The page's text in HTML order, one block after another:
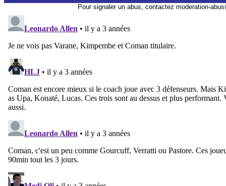
Pour signaler un abus, contactez moderation-